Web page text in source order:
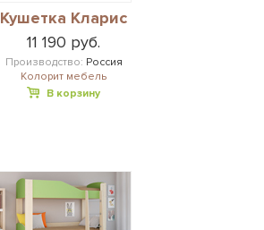
Кушетка Кларис
11 190 руб.
Производство: Россия
Колорит мебель
В корзину